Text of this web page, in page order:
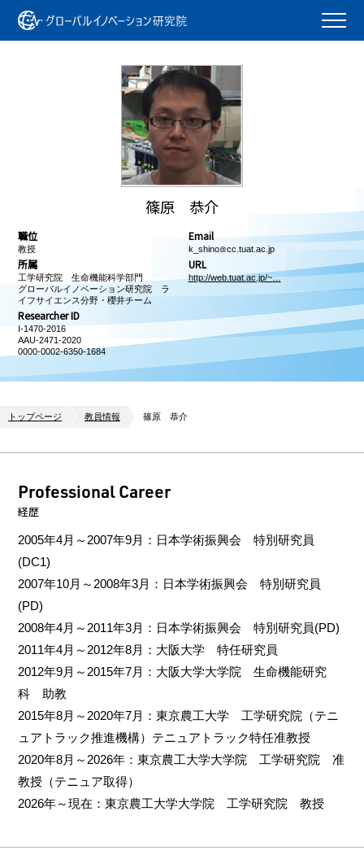
篠原 恭介
職位
教授
所属
工学研究院 生命機能科学部門
グローバルイノベーション研究院 ラ
イフサイエンス分野・櫻井チーム
Researcher ID
I-1470-2016
AAU-2471-2020
0000-0002-6350-1684
Email
k_shino cc.tuat.ac.jp
URL
http://web.tuat.ac.jp/~…
トップページ 教員情報 篠原 恭介
Professional Career
経歴
2005年4月～2007年9月：日本学術振興会 特別研究員
(DC1)
2007年10月～2008年3月：日本学術振興会 特別研究員
(PD)
2008年4月～2011年3月：日本学術振興会 特別研究員(PD)
2011年4月～2012年8月：大阪大学 特任研究員
2012年9月～2015年7月：大阪大学大学院 生命機能研究
科 助教
2015年8月～2020年7月：東京農工大学 工学研究院（テニ
ュアトラック推進機構）テニュアトラック特任准教授
2020年8月～2026年：東京農工大学大学院 工学研究院 准
教授（テニュア取得）
2026年～現在：東京農工大学大学院 工学研究院 教授